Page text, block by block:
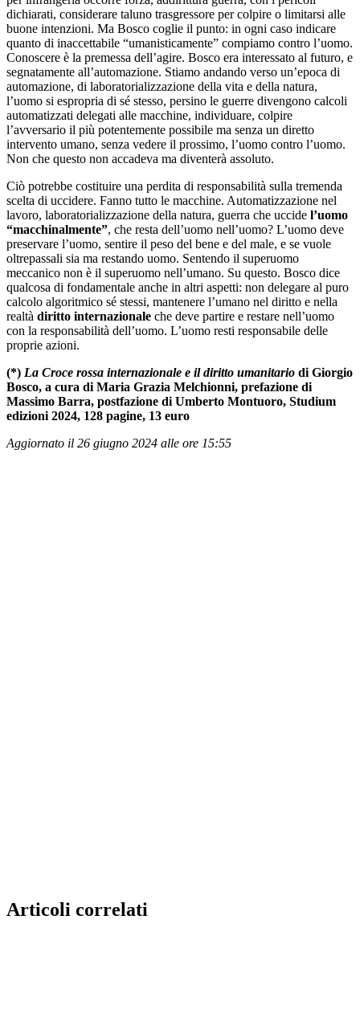
dichiarati, considerare taluno trasgressore per colpire o limitarsi alle
buone intenzioni. Ma Bosco coglie il punto: in ogni caso indicare
quanto di inaccettabile “umanisticamente” compiamo contro l’uomo.
Conoscere è la premessa dell’agire. Bosco era interessato al futuro, e
segnatamente all’automazione. Stiamo andando verso un’epoca di
automazione, di laboratorializzazione della vita e della natura,
l’uomo si espropria di sé stesso, persino le guerre divengono calcoli
automatizzati delegati alle macchine, individuare, colpire
l’avversario il più potentemente possibile ma senza un diretto
intervento umano, senza vedere il prossimo, l’uomo contro l’uomo.
Non che questo non accadeva ma diventerà assoluto.
Ciò potrebbe costituire una perdita di responsabilità sulla tremenda
scelta di uccidere. Fanno tutto le macchine. Automatizzazione nel
lavoro, laboratorializzazione della natura, guerra che uccide l’uomo
“macchinalmente”, che resta dell’uomo nell’uomo? L’uomo deve
preservare l’uomo, sentire il peso del bene e del male, e se vuole
oltrepassali sia ma restando uomo. Sentendo il superuomo
meccanico non è il superuomo nell’umano. Su questo. Bosco dice
qualcosa di fondamentale anche in altri aspetti: non delegare al puro
calcolo algoritmico sé stessi, mantenere l’umano nel diritto e nella
realtà diritto internazionale che deve partire e restare nell’uomo
con la responsabilità dell’uomo. L’uomo resti responsabile delle
proprie azioni.
(*) La Croce rossa internazionale e il diritto umanitario di Giorgio
Bosco, a cura di Maria Grazia Melchionni, prefazione di
Massimo Barra, postfazione di Umberto Montuoro, Studium
edizioni 2024, 128 pagine, 13 euro
Aggiornato il 26 giugno 2024 alle ore 15:55
Articoli correlati